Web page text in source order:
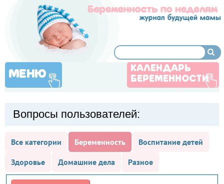
МЕНЮ
КАЛЕНДАРЬ
БЕРЕМЕННОСТИ
Вопросы пользователей:
Все категории Беременность
Воспитание детей
Здоровье
Домашние дела Разное